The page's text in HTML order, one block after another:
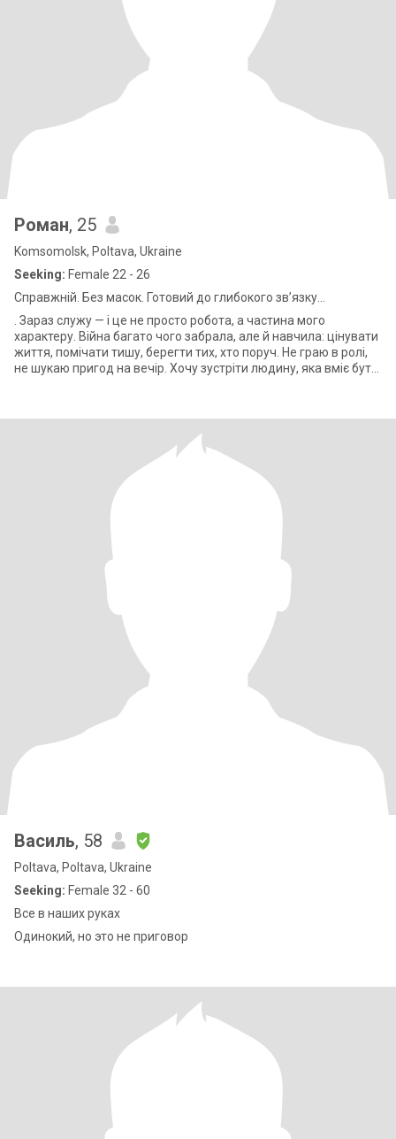
Роман, 25
Komsomolsk, Poltava, Ukraine
Seeking: Female 22 - 26
Справжній. Без масок. Готовий до глибокого зв’язку...
. Зараз служу — і це не просто робота, а частина мого
характеру. Війна багато чого забрала, але й навчила: цінувати
життя, помічати тишу, берегти тих, хто поруч. Не граю в ролі,
не шукаю пригод на вечір. Хочу зустріти людину, яка вміє бути
Василь, 58
Poltava, Poltava, Ukraine
Seeking: Female 32 - 60
Все в наших руках
Одинокий, но это не приговор